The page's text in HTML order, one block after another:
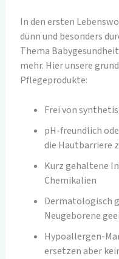
In den ersten
dünn und besonders
Thema
mehr. Hier unsere
Pflegeprodukte:
Frei von
pH-freundlich
die Hautbarriere
Kurz gehaltene
Chemikalien
Dermatologisch
Neugeborene
Hypoallergen-
ersetzen aber